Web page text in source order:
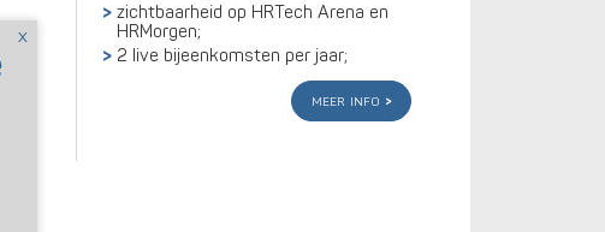
zichtbaarheid op HRTech Arena en
HRMorgen;
2 live bijeenkomsten per jaar;
meer info